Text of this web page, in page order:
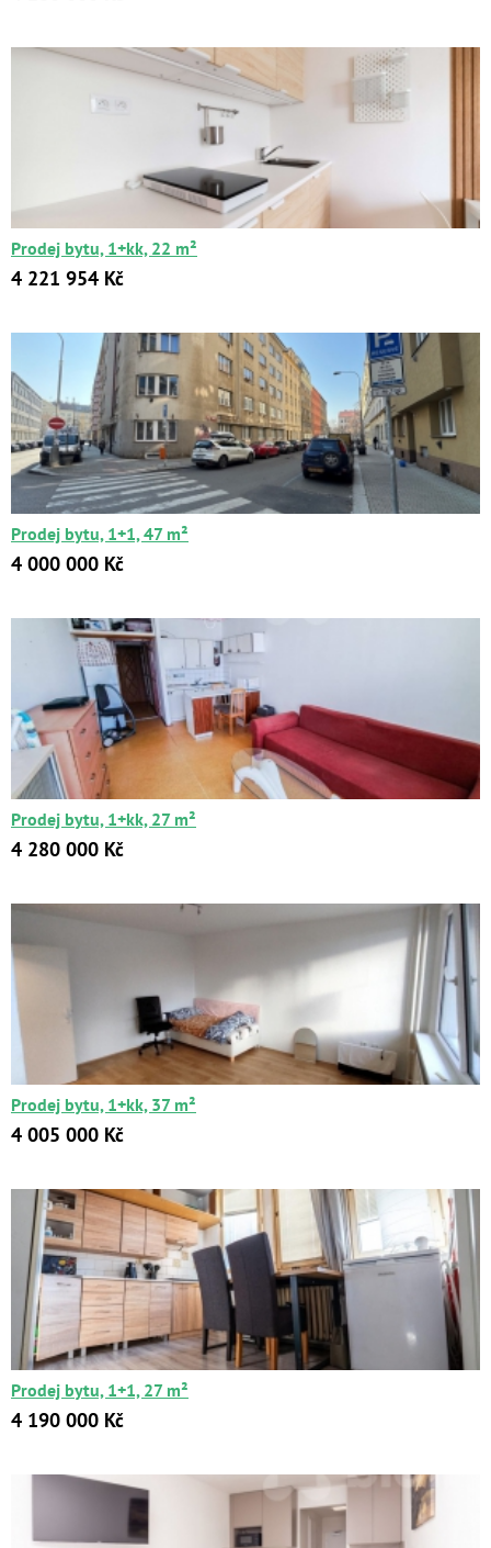
Prodej bytu, 1+kk, 22 m²
4 221 954 Kč
Prodej bytu, 1+1, 47 m²
4 000 000 Kč
Prodej bytu, 1+kk, 27 m²
4 280 000 Kč
Prodej bytu, 1+kk, 37 m²
4 005 000 Kč
Prodej bytu, 1+1, 27 m²
4 190 000 Kč